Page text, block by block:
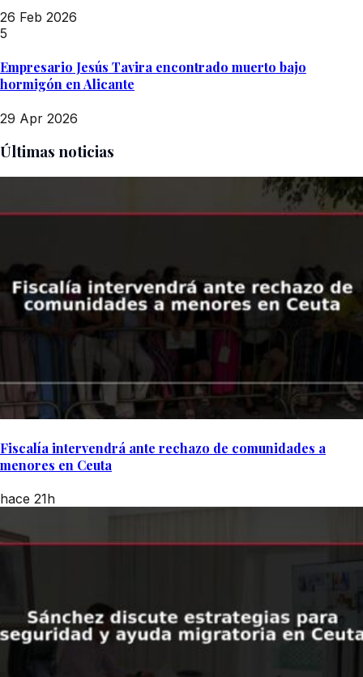
26 Feb 2026
5
Empresario Jesús Tavira encontrado muerto bajo
hormigón en Alicante
29 Apr 2026
Últimas noticias
Fiscalía intervendrá ante rechazo de comunidades a
menores en Ceuta
hace 21h